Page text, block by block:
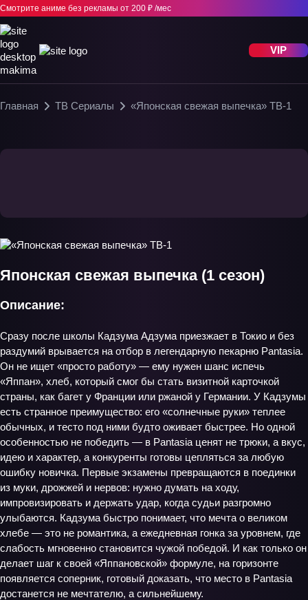
Смотрите аниме без рекламы от 200 ₽ /мес
VIP
Главная ТВ Сериалы «Японская свежая выпечка» ТВ-1
Японская свежая выпечка (1 сезон)
Описание:
Сразу после школы Кадзума Адзума приезжает в Токио и без
раздумий врывается на отбор в легендарную пекарню Pantasia.
Он не ищет «просто работу» — ему нужен шанс испечь
«Яппан», хлеб, который смог бы стать визитной карточкой
страны, как багет у Франции или ржаной у Германии. У Кадзумы
есть странное преимущество: его «солнечные руки» теплее
обычных, и тесто под ними будто оживает быстрее. Но одной
особенностью не победить — в Pantasia ценят не трюки, а вкус,
идею и характер, а конкуренты готовы цепляться за любую
ошибку новичка. Первые экзамены превращаются в поединки
из муки, дрожжей и нервов: нужно думать на ходу,
импровизировать и держать удар, когда судьи разгромно
улыбаются. Кадзума быстро понимает, что мечта о великом
хлебе — это не романтика, а ежедневная гонка за уровнем, где
слабость мгновенно становится чужой победой. И как только он
делает шаг к своей «Яппановской» формуле, на горизонте
появляется соперник, готовый доказать, что место в Pantasia
достанется не мечтателю, а сильнейшему.